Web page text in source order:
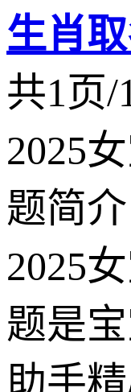
生肖
共1页/
2025
题简介
2025
题是
助手